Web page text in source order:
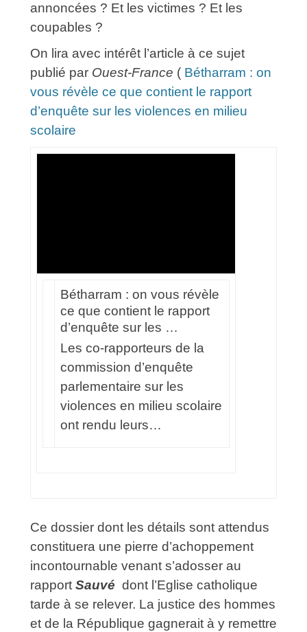
annoncées ? Et les victimes ? Et les
coupables ?
On lira avec intérêt l’article à ce sujet
publié par Ouest-France ( Bétharram : on
vous révèle ce que contient le rapport
d’enquête sur les violences en milieu
scolaire
Bétharram : on vous révèle
ce que contient le rapport
d’enquête sur les …
Les co-rapporteurs de la
commission d’enquête
parlementaire sur les
violences en milieu scolaire
ont rendu leurs…
Ce dossier dont les détails sont attendus
constituera une pierre d’achoppement
incontournable venant s’adosser au
rapport Sauvé dont l’Eglise catholique
tarde à se relever. La justice des hommes
et de la République gagnerait à y remettre